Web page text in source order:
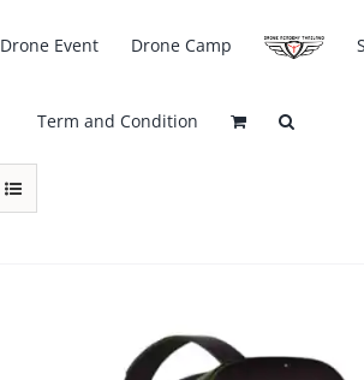
Drone Event Drone Camp
Term and Condition